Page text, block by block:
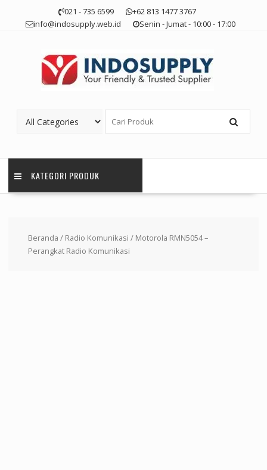
021 - 735 6599
+62 813 1477 3767
info@indosupply.web.id
Senin - Jumat - 10:00 - 17:00
KATEGORI PRODUK
Beranda / Radio Komunikasi / Motorola RMN5054 –
Perangkat Radio Komunikasi